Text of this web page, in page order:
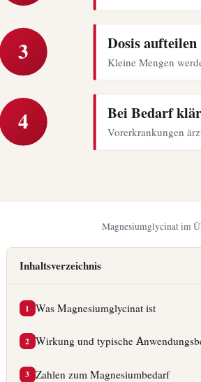
3 Dosis aufteilen
Kleine Mengen
4 Bei Bedarf
Vorerkrankungen
Magnesiumglycinat im
Inhaltsverzeichnis
1 Was Magnesiumglycinat ist
2 Wirkung und typische
3 Zahlen zum Magnesiumbedarf